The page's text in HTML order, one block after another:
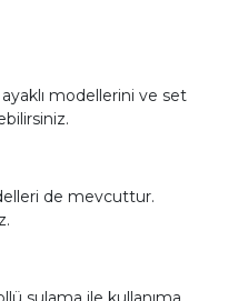
ayaklı modellerini ve set
de mevcuttur.